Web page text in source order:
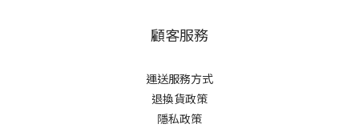
顧客服務
運送服務方式
退換貨政策
隱私政策